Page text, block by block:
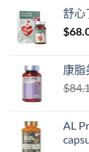
舒心
$
康脂
$
AL